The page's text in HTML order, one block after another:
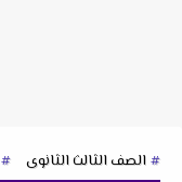
الصف الثالث الثانوى